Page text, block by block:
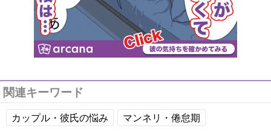
関連キーワード
カップル・彼氏の悩み マンネリ・倦怠期